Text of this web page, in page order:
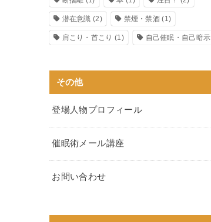
潜在意識 (2) 禁煙・禁酒 (1)
肩こり・首こり (1) 自己催眠・自己暗示
その他
登場人物プロフィール
催眠術メール講座
お問い合わせ